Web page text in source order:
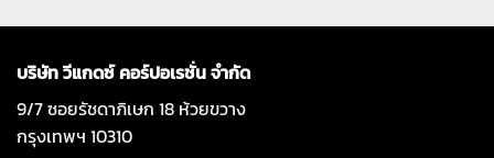
บริษัท วีแกดซ์ คอร์ปอเรชั่น จำกัด
9/7 ซอยรัชดาภิเษก 18 ห้วยขวาง
กรุงเทพฯ 10310